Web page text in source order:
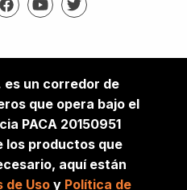
es un corredor de
que opera bajo el
PACA 20150951
los productos que
aquí están
de Usoy Política de